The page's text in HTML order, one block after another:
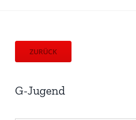
ZURÜCK
G-Jugend